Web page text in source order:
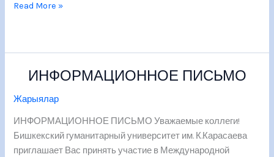
Read More »
ИНФОРМАЦИОННОЕ ПИСЬМО
Жарыялар
ИНФОРМАЦИОННОЕ ПИСЬМО Уважаемые коллеги!
Бишкекский гуманитарный университет им. К.Карасаева
приглашает Вас принять участие в Международной
ИНФОРМАЦИОННОЕ